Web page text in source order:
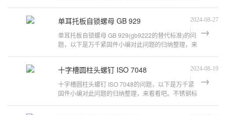
单耳托板自锁螺母 GB 929 2024-08-27
单耳托板自锁螺母 GB 929(gb9222的替代标准)的问
题，以下是万千紧固件小编对此问题的归纳整理，来
十字槽圆柱头螺钉 ISO 7048 2024-08-19
十字槽圆柱头螺钉 ISO 7048的问题，以下是万千紧
固件小编对此问题的归纳整理，来看看吧。不锈钢标